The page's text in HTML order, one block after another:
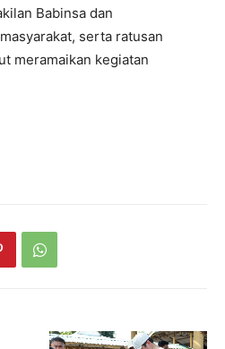
Babinsa dan
serta ratusan
meramaikan kegiatan